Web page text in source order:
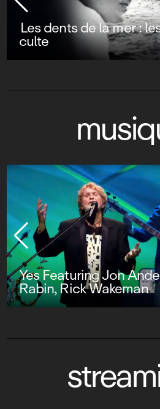
Les dents de la mer :
culte
Yes Featuring Jon
Rabin, Rick Wakeman